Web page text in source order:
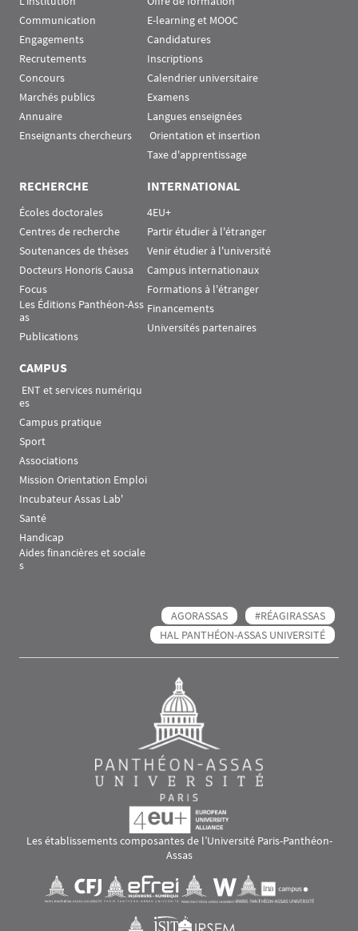
Communication
Engagements
Recrutements
Concours
Marchés publics
Annuaire
Enseignants chercheurs
E-learning et MOOC
Candidatures
Inscriptions
Calendrier universitaire
Examens
Langues enseignées
Orientation et insertion
Taxe d'apprentissage
RECHERCHE
Écoles doctorales
Centres de recherche
Soutenances de thèses
Docteurs Honoris Causa
Focus
Les Éditions Panthéon-Ass
as
Publications
INTERNATIONAL
4EU+
Partir étudier à l'étranger
Venir étudier à l'université
Campus internationaux
Formations à l'étranger
Financements
Universités partenaires
CAMPUS
es
Campus pratique
Sport
Associations
Mission Orientation Emploi
Incubateur Assas Lab'
Santé
Handicap
Aides financières et sociale
s
AGORASSAS
#RÉAGIRASSAS
HAL PANTHÉON-ASSAS UNIVERSITÉ
Les établissements composantes de l’Université Paris-Panthéon-
Assas
Visuel svgVisuel svg Visuel svgVisuel svg
Visuel svgVisuel svg